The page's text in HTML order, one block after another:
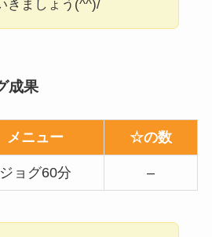
きましょう(^^)/
成果
メニュー ☆の数
ジョグ60分 –